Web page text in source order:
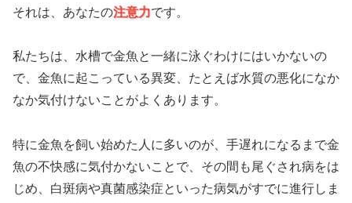
それは、あなたの注意力です。
私たちは、水槽で金魚と一緒に泳ぐわけにはいかないの
で、金魚に起こっている異変、たとえば水質の悪化になか
なか気付けないことがよくあります。
特に金魚を飼い始めた人に多いのが、手遅れになるまで金
魚の不快感に気付かないことで、その間も尾ぐされ病をは
じめ、白斑病や真菌感染症といった病気がすでに進行しま